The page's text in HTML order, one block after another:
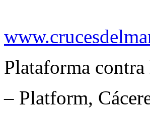
Plataforma contra
– Platform,